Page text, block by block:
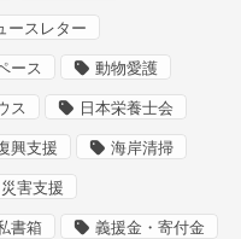
ースレター
ース 動物愛護
ス 日本栄養士会
興支援 海岸清掃
災害支援
書箱 義援金・寄付金